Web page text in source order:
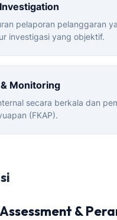
pelaporan pelanggaran
investigasi yang objektif.
Monitoring
secara berkala dan
(FKAP).
&